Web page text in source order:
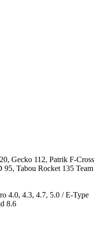
Gecko 112, Patrik F-Cross
95, Tabou Rocket 135 Team
4.0, 4.3, 4.7, 5.0 / E-Type
8.6